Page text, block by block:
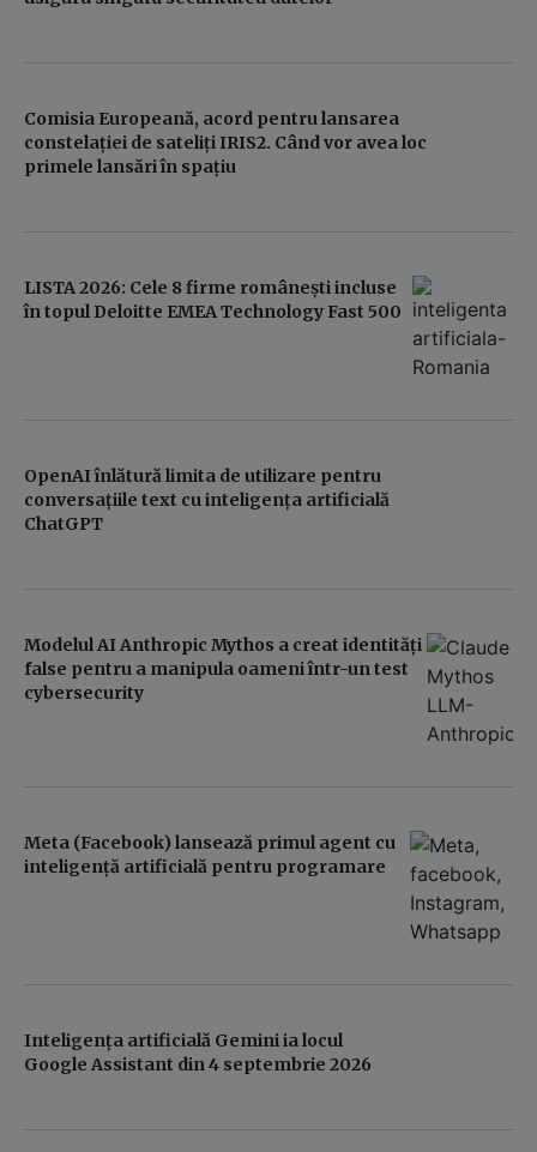
Comisia Europeană, acord pentru lansarea
constelației de sateliți IRIS2. Când vor avea loc
primele lansări în spațiu
LISTA 2026: Cele 8 firme românești incluse
în topul Deloitte EMEA Technology Fast 500
OpenAI înlătură limita de utilizare pentru
conversațiile text cu inteligența artificială
ChatGPT
Modelul AI Anthropic Mythos a creat identităţi
false pentru a manipula oameni într-un test
cybersecurity
Meta (Facebook) lansează primul agent cu
inteligență artificială pentru programare
Inteligența artificială Gemini ia locul
Google Assistant din 4 septembrie 2026